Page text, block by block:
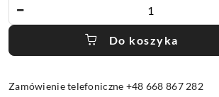
Do koszyka
Zamówienie telefoniczne +48 668 867 282